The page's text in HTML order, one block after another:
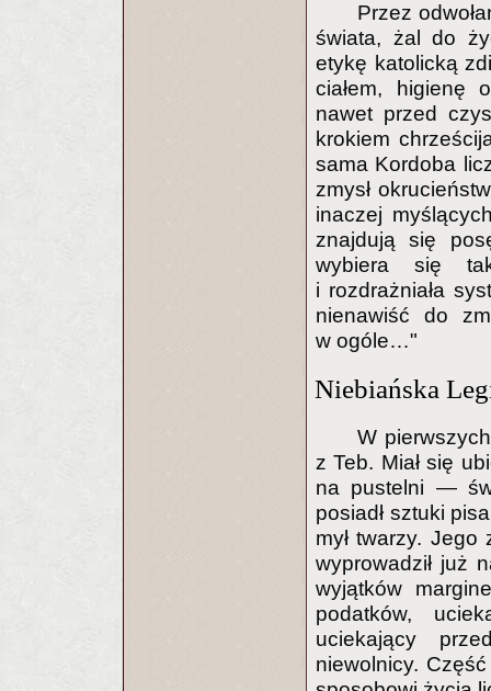
Przez
świata, żal do
etykę katolicką
ciałem, higienę
nawet przed
krokiem
sama Kordoba
zmysł
inaczej
znajdują się
wybiera się
i rozdrażniała
nienawiść do
w ogóle…"
Niebiańska
W
z Teb. Miał się
na pustelni —
posiadł sztuki
mył twarzy.
wyprowadził już
wyjątków
podatków,
uciekający
niewolnicy.